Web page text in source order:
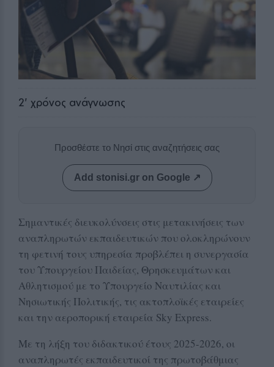
2' χρόνος ανάγνωσης
Προσθέστε το Νησί στις αναζητήσεις σας
Add stonisi.gr on Google ↗
Σημαντικές διευκολύνσεις στις μετακινήσεις των
αναπληρωτών εκπαιδευτικών που ολοκληρώνουν
τη φετινή τους υπηρεσία προβλέπει η συνεργασία
του Υπουργείου Παιδείας, Θρησκευμάτων και
Αθλητισμού με το Υπουργείο Ναυτιλίας και
Νησιωτικής Πολιτικής, τις ακτοπλοϊκές εταιρείες
και την αεροπορική εταιρεία Sky Express.
Με τη λήξη του διδακτικού έτους 2025-2026, οι
αναπληρωτές εκπαιδευτικοί της πρωτοβάθμιας